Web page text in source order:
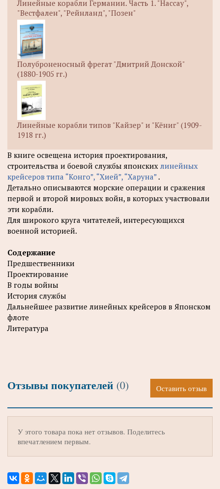
Линейные корабли Германии. Часть 1. "Нассау",
"Вестфален", "Рейнланд", "Позен"
Полуброненосный фрегат "Дмитрий Донской"
(1880-1905 гг.)
Линейные корабли типов "Кайзер" и "Кёниг" (1909-
1918 гг.)
В книге освещена история проектирования,
строительства и боевой службы японских линейных
крейсеров типа “Конго”, “Хией”, “Харуна” .
Детально описываются морские операции и сражения
первой и второй мировых войн, в которых участвовали
эти корабли.
Для широкого круга читателей, интересующихся
военной историей.
Содержание
Предшественники
Проектирование
В годы войны
История службы
Дальнейшее развитие линейных крейсеров в Японском
флоте
Литература
Отзывы покупателей (0) Оставить отзыв
У этого товара пока нет отзывов. Поделитесь
впечатлением первым.